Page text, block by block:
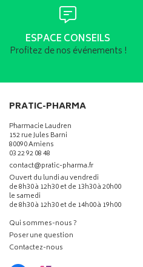
ESPACE CONSEILS
Profitez de nos événements !
PRATIC-PHARMA
Pharmacie Laudren
152 rue Jules Barni
80090 Amiens
03 22 92 08 48
contact-
@-
pratic-pharma.fr
Ouvert du lundi au vendredi
de 8h30 à 12h30 et de 13h30 à 20h00
le samedi
de 8h30 à 12h30 et de 14h00 à 19h00
Qui sommes-nous ?
Poser une question
Contactez-nous